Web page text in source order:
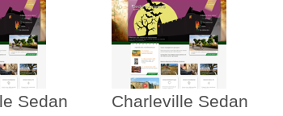
Sedan
Charleville Sedan